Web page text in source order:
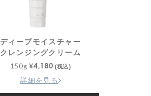
ディープモイスチャー
クレンジングクリーム
150g ¥4,180 (税込)
詳細を見る